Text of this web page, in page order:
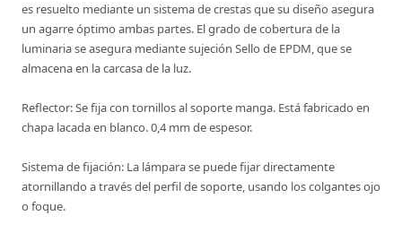
es resuelto mediante un sistema de crestas que su diseño asegura
un agarre óptimo ambas partes. El grado de cobertura de la
luminaria se asegura mediante sujeción Sello de EPDM, que se
almacena en la carcasa de la luz.
Reflector: Se fija con tornillos al soporte manga. Está fabricado en
chapa lacada en blanco. 0,4 mm de espesor.
Sistema de fijación: La lámpara se puede fijar directamente
atornillando a través del perfil de soporte, usando los colgantes ojo
o foque.